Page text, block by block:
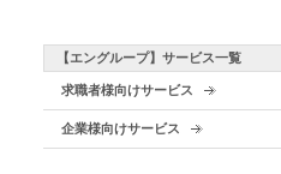
【エングループ】サービス一覧
求職者様向けサービス
企業様向けサービス